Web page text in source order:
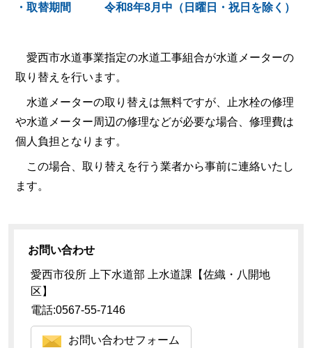
・取替期間 令和8年8月中（日曜日・祝日を除く）
愛西市水道事業指定の水道工事組合が水道メーターの
取り替えを行います。
水道メーターの取り替えは無料ですが、止水栓の修理
や水道メーター周辺の修理などが必要な場合、修理費は
個人負担となります。
この場合、取り替えを行う業者から事前に連絡いたし
ます。
お問い合わせ
愛西市役所 上下水道部 上水道課【佐織・八開地
区】
電話:0567-55-7146
お問い合わせフォーム